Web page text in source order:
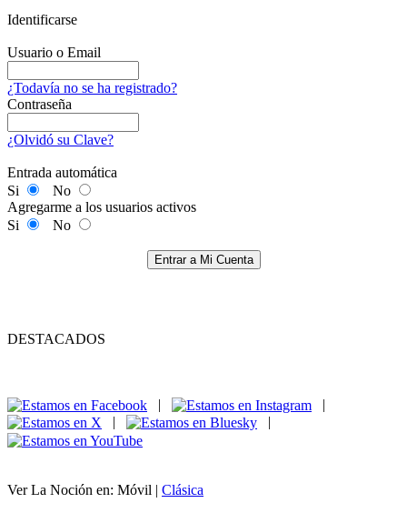
Identificarse
Usuario o Email
¿Todavía no se ha registrado?
Contraseña
¿Olvidó su Clave?
Entrada automática
Si
No
Agregarme a los usuarios activos
Si
No
Entrar a Mi Cuenta
DESTACADOS
|
|
|
|
Ver La Noción en: Móvil | Clásica